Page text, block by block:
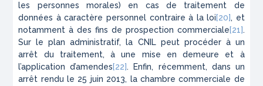
les personnes morales) en cas de traitement de
données à caractère personnel contraire à la loi[20], et
notamment à des fins de prospection commerciale[21].
Sur le plan administratif, la CNIL peut procéder à un
arrêt du traitement, à une mise en demeure et à
l’application d’amendes[22]. Enfin, récemment, dans un
arrêt rendu le 25 juin 2013, la chambre commerciale de